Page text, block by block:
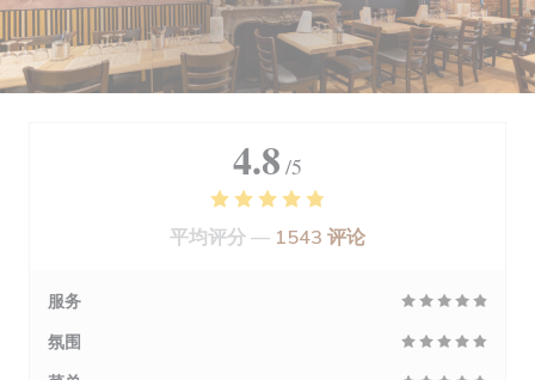
4.8 /5
平均评分 — 1543 评论
服务
氛围